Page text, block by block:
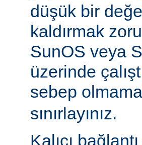
düşük bir
kaldırmak
SunOS veya
üzerinde
sebep
sınırlayınız.
Kalıcı